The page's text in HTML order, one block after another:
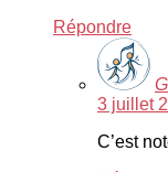
Répondre
3 juillet
C’est